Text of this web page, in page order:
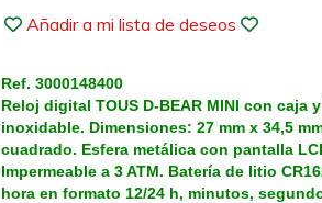
Añadir a mi lista de deseos
Ref. 3000148400
Reloj digital TOUS D-BEAR MINI con caja
inoxidable. Dimensiones: 27 mm x 34,5
cuadrado. Esfera metálica con pantalla
Impermeable a 3 ATM. Batería de litio
hora en formato 12/24 h, minutos,